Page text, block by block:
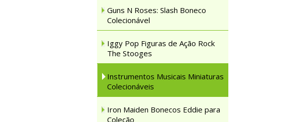
Guns N Roses: Slash Boneco
Colecionável
Iggy Pop Figuras de Ação Rock
The Stooges
Instrumentos Musicais Miniaturas
Colecionáveis
Iron Maiden Bonecos Eddie para
Colecão